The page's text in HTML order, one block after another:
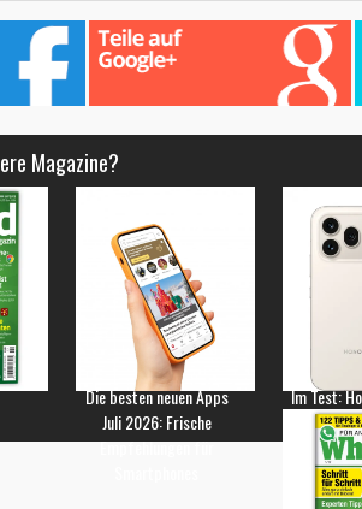
Magazine?
Die besten neuen Apps
Juli 2026: Frische
Empfehlungen für
Im Test: